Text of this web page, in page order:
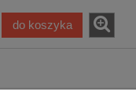
do koszyka